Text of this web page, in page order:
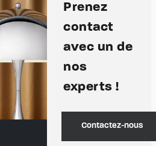
Prenez
contact
avec un de
nos
experts !
Contactez-nous